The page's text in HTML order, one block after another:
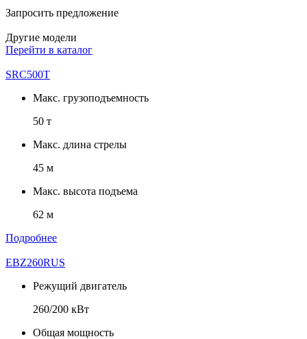
Запросить предложение
Другие модели
Перейти в каталог
SRC500T
Макс. грузоподъемность
50 т
Макс. длина стрелы
45 м
Макс. высота подъема
62 м
Подробнее
EBZ260RUS
Режущий двигатель
260/200 кВт
Общая мощность